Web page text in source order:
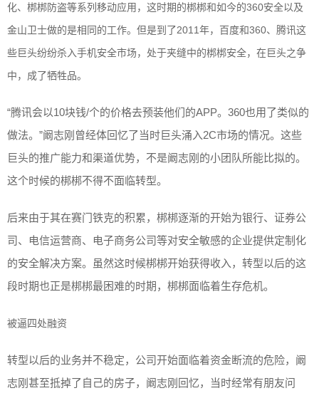
化、梆梆防盗等系列移动应用，这时期的梆梆和如今的360安全以及
金山卫士做的是相同的工作。但是到了2011年，百度和360、腾讯这
些巨头纷纷杀入手机安全市场，处于夹缝中的梆梆安全，在巨头之争
中，成了牺牲品。
“腾讯会以10块钱/个的价格去预装他们的APP。360也用了类似的
做法。”阚志刚曾经体回忆了当时巨头涌入2C市场的情况。这些
巨头的推广能力和渠道优势，不是阚志刚的小团队所能比拟的。
这个时候的梆梆不得不面临转型。
后来由于其在赛门铁克的积累，梆梆逐渐的开始为银行、证券公
司、电信运营商、电子商务公司等对安全敏感的企业提供定制化
的安全解决方案。虽然这时候梆梆开始获得收入，转型以后的这
段时期也正是梆梆最困难的时期，梆梆面临着生存危机。
被逼四处融资
转型以后的业务并不稳定，公司开始面临着资金断流的危险，阚
志刚甚至抵掉了自己的房子，阚志刚回忆，当时经常有朋友问